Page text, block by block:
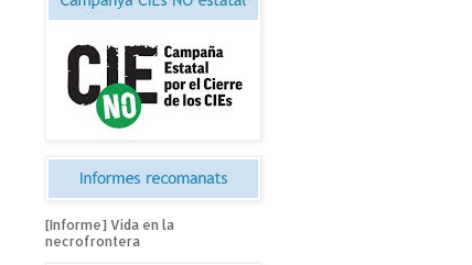
[Informe] Vida en la
necrofrontera